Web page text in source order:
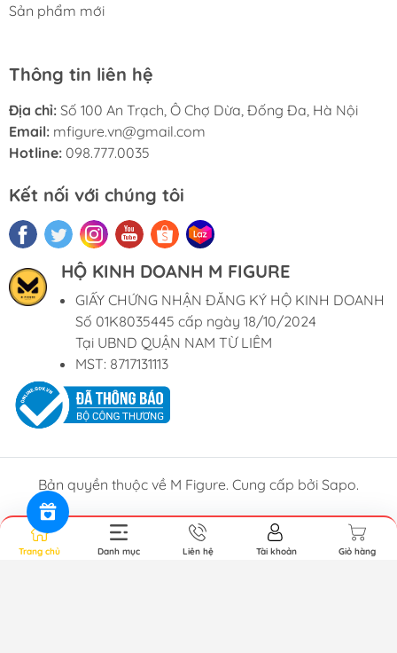
Sản phẩm mới
Thông tin liên hệ
Địa chỉ: Số 100 An Trạch, Ô Chợ Dừa, Đống Đa, Hà Nội
Email: mfigure.vn@gmail.com
Hotline: 098.777.0035
Kết nối với chúng tôi
HỘ KINH DOANH M FIGURE
GIẤY CHỨNG NHẬN ĐĂNG KÝ HỘ KINH DOANH
Số 01K8035445 cấp ngày 18/10/2024
Tại UBND QUẬN NAM TỪ LIÊM
MST: 8717131113
Bản quyền thuộc về M Figure. Cung cấp bởi Sapo.
Trang chủ Danh mục Liên hệ Tài khoản Giỏ hàng